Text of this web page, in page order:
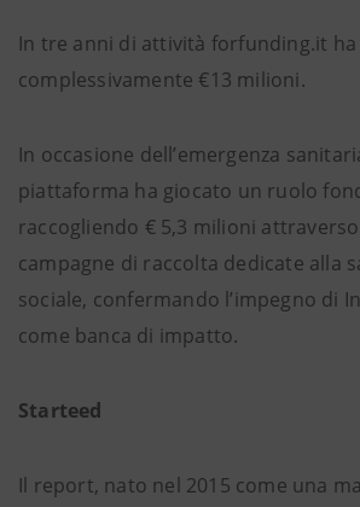
In tre anni di attività forfunding.it
complessivamente €13 milioni.
In occasione dell’emergenza
piattaforma ha giocato un ruolo
raccogliendo € 5,3 milioni
campagne di raccolta dedicate alla
sociale, confermando l’impegno di
come banca di impatto.
Starteed
Il report, nato nel 2015 come una